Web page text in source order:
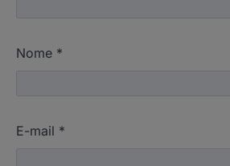
Nome *
E-mail *